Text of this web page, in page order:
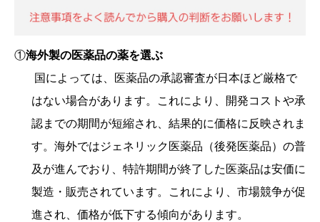
①海外製の医薬品の薬を選ぶ
国によっては、医薬品の承認審査が日本ほど厳格で
はない場合があります。これにより、開発コストや承
認までの期間が短縮され、結果的に価格に反映されま
す。海外ではジェネリック医薬品（後発医薬品）の普
及が進んでおり、特許期間が終了した医薬品は安価に
製造・販売されています。これにより、市場競争が促
進され、価格が低下する傾向があります。